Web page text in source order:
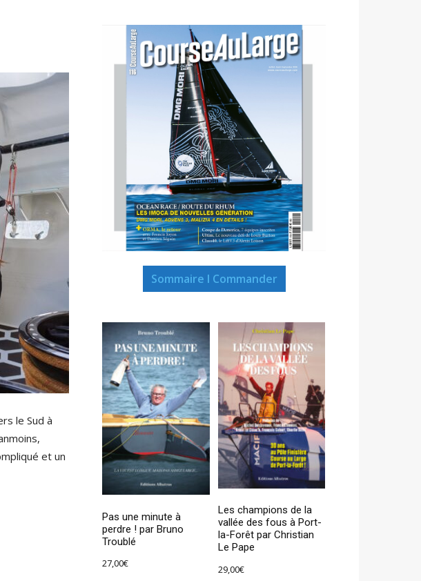
le Sud à
et un
Sommaire I Commander
Pas une minute à
perdre ! par Bruno
Troublé
27,00€
Les champions de la
vallée des fous à Port-
la-Forêt par Christian
Le Pape
29,00€